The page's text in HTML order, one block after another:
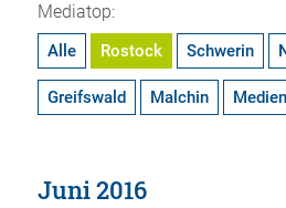
Mediatop:
Alle Rostock Schwerin
Greifswald Malchin
Juni 2016